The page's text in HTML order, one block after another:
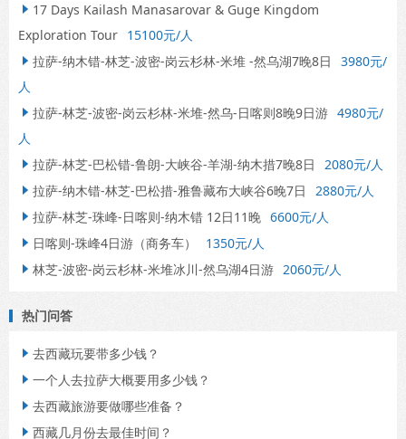
 17 Days Kailash Manasarovar & Guge Kingdom
Exploration Tour 15100元/人
 拉萨-纳木错-林芝-波密-岗云杉林-米堆 -然乌湖7晚8日
3980元/
人
 拉萨-林芝-波密-岗云杉林-米堆-然乌-日喀则8晚9日游 4980元/
人
 拉萨-林芝-巴松错-鲁朗-大峡谷-羊湖-纳木措7晚8日 2080元/人
 拉萨-纳木错-林芝-巴松措-雅鲁藏布大峡谷6晚7日 2880元/人
 拉萨-林芝-珠峰-日喀则-纳木错 12日11晚 6600元/人
 日喀则-珠峰4日游（商务车） 1350元/人
 林芝-波密-岗云杉林-米堆冰川-然乌湖4日游 2060元/人
热门问答
 去西藏玩要带多少钱？
 一个人去拉萨大概要用多少钱？
 去西藏旅游要做哪些准备？
 西藏几月份去最佳时间？